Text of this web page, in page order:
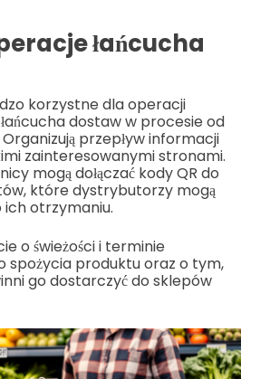
łańcucha
korzystne dla operacji
dostaw w procesie od
przepływ informacji
zainteresowanymi stronami.
mogą dołączać kody QR do
które dystrybutorzy mogą
ich otrzymaniu.
o świeżości i terminie
spożycia produktu oraz o tym,
go dostarczyć do sklepów